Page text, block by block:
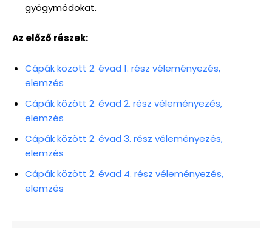
gyógymódokat.
Az előző részek:
Cápák között 2. évad 1. rész véleményezés,
elemzés
Cápák között 2. évad 2. rész véleményezés,
elemzés
Cápák között 2. évad 3. rész véleményezés,
elemzés
Cápák között 2. évad 4. rész véleményezés,
elemzés